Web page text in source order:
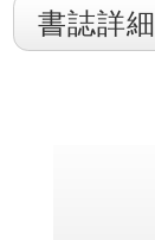
書誌詳細